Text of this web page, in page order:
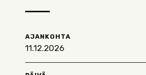
AJANKOHTA
11.12.2026